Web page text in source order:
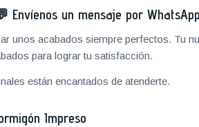
Envíenos un mensaje por WhatsApp
unos acabados siempre perfectos. Tu
para lograr tu satisfacción.
están encantados de atenderte.
Impreso